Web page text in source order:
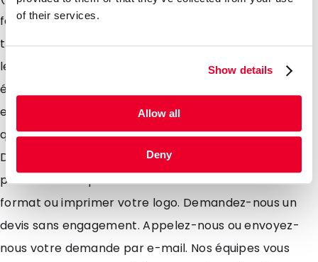
of their services.
Show details
Allow all
Deny
fond plié, ils permettront à votre clientèle de
transporter leur achats en toute sécurité. Nous vous
les proposons dans différents formats et coloris
élégants, vifs ou naturels. Nous vous offrons pour cet
emballage une vaste gamme de produits standards
qui sont disponibles en stock livrables sous 4-5 jours.
De plus, sachez que nous pouvons les personnaliser à
partir de 3.000 pièces si vous souhaitez un autre
format ou imprimer votre logo. Demandez-nous un
devis sans engagement. Appelez-nous ou envoyez-
nous votre demande par e-mail. Nos équipes vous